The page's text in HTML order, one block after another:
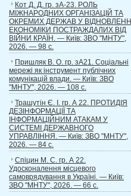
Кот Д. Д. гр. зА-23. РОЛЬ
МІЖНАРОДНИХ ОРГАНІЗАЦІЙ ТА
ОКРЕМИХ ДЕРЖАВ У ВІДНОВЛЕННІ
ЕКОНОМІКИ ПОСТРАЖДАЛИХ ВІД
ВІЙНИ КРАЇН. — Київ: ЗВО "МНТУ",
2026. — 98 с.
Пришляк В. О. гр. зА21. Соціальні
мережі як інструмент публічних
комунікацій влади. — Київ: ЗВО
"МНТУ", 2026. — 108 с.
Трашутін Є. І. гр. А 22. ПРОТИДІЯ
ДЕЗІНФОРМАЦІЇ ТА
ІНФОРМАЦІЙНИМ АТАКАМ У
СИСТЕМІ ДЕРЖАВНОГО
УПРАВЛІННЯ. — Київ: ЗВО "МНТУ",
2026. — 84 с.
Спіцин М. С. гр. А 22.
Удосконалення місцевого
самоврядування в Україні. — Київ:
ЗВО "МНТУ", 2026. — 66 с.